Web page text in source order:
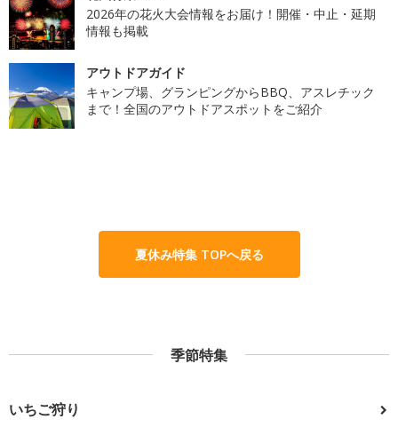
2026年の花火大会情報をお届け！開催・中止・延期
情報も掲載
アウトドアガイド
キャンプ場、グランピングからBBQ、アスレチック
まで！全国のアウトドアスポットをご紹介
夏休み特集 TOPへ戻る
季節特集
いちご狩り